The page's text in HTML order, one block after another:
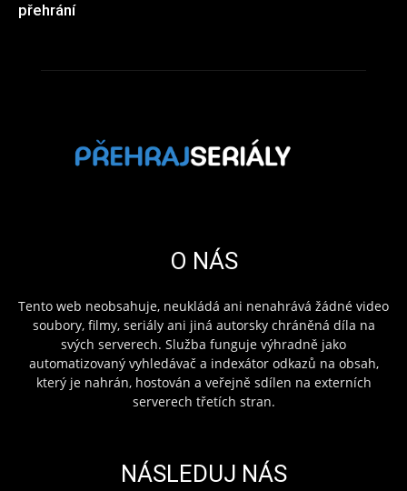
přehrání
O NÁS
Tento web neobsahuje, neukládá ani nenahrává žádné video
soubory, filmy, seriály ani jiná autorsky chráněná díla na
svých serverech. Služba funguje výhradně jako
automatizovaný vyhledávač a indexátor odkazů na obsah,
který je nahrán, hostován a veřejně sdílen na externích
serverech třetích stran.
NÁSLEDUJ NÁS